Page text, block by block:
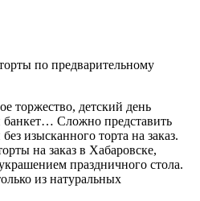
по предварительному
торжество, детский день
Сложно представить
изысканного торта на заказ.
на заказ в Хабаровске,
праздничного стола.
из натуральных